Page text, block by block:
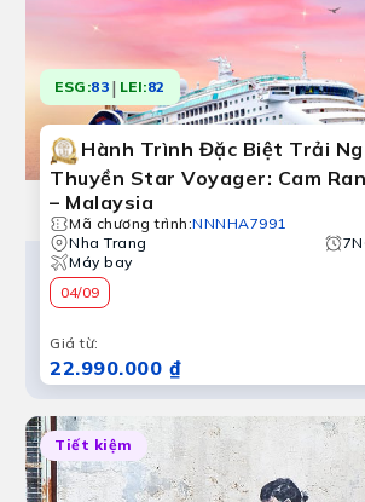
ESG:83 | LEI:82
Hành Trình Đặc Biệt Trải
Thuyền Star Voyager: Cam
– Malaysia
Mã chương trình:NNNHA7991
Nha Trang
Máy bay
04/09
Giá từ:
22.990.000 ₫
Tiết kiệm